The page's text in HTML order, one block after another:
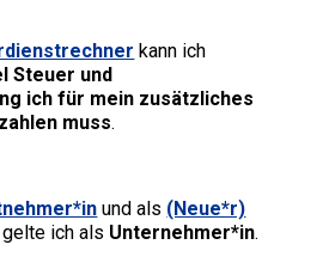
kann ich
Steuer und
ich für mein zusätzliches
muss.
und als (Neue*r)
gelte ich als Unternehmer*in.